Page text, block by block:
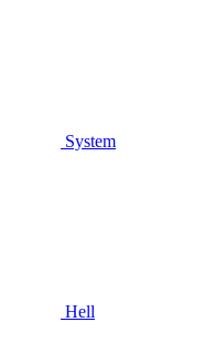
System
Hell